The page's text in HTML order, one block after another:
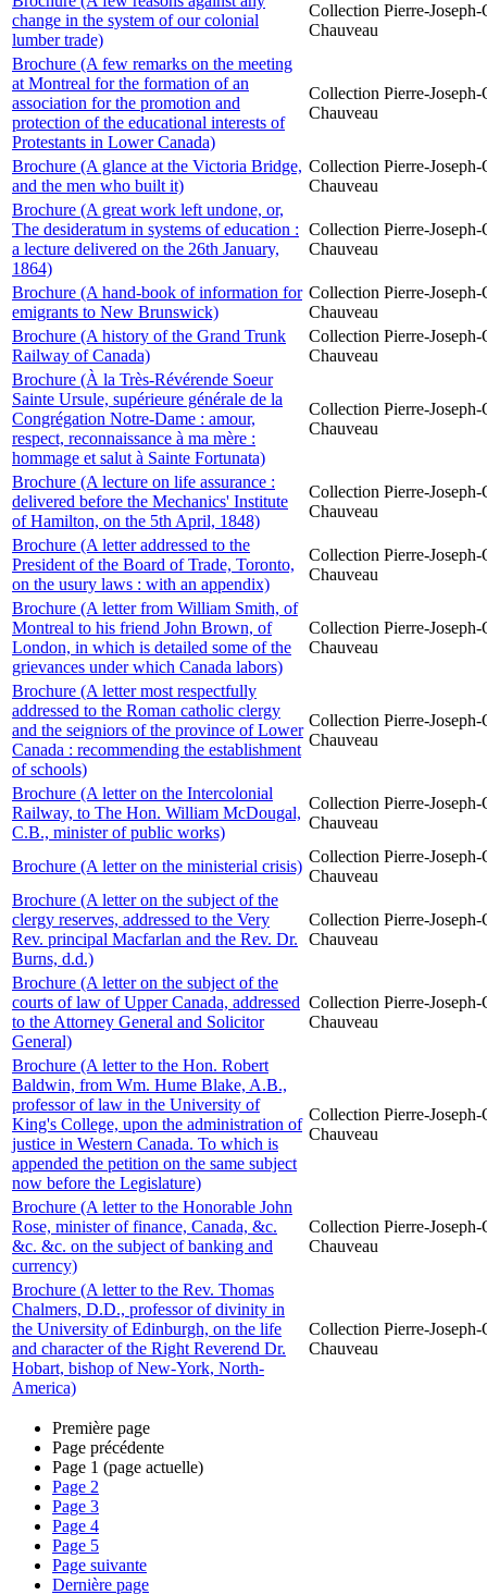
change in the system of our colonial
lumber trade)
Collection Pierre-
Chauveau
Brochure (A few remarks on the meeting
at Montreal for the formation of an
association for the promotion and
protection of the educational interests of
Protestants in Lower Canada)
Collection Pierre-
Chauveau
Brochure (A glance at the Victoria Bridge,
and the men who built it)
Collection Pierre-
Chauveau
Brochure (A great work left undone, or,
The desideratum in systems of education :
a lecture delivered on the 26th January,
1864)
Collection Pierre-
Chauveau
Brochure (A hand-book of information for
emigrants to New Brunswick)
Collection Pierre-
Chauveau
Brochure (A history of the Grand Trunk
Railway of Canada)
Collection Pierre-
Chauveau
Brochure (À la Très-Révérende Soeur
Sainte Ursule, supérieure générale de la
Congrégation Notre-Dame : amour,
respect, reconnaissance à ma mère :
hommage et salut à Sainte Fortunata)
Collection Pierre-
Chauveau
Brochure (A lecture on life assurance :
delivered before the Mechanics' Institute
of Hamilton, on the 5th April, 1848)
Collection Pierre-
Chauveau
Brochure (A letter addressed to the
President of the Board of Trade, Toronto,
on the usury laws : with an appendix)
Collection Pierre-
Chauveau
Brochure (A letter from William Smith, of
Montreal to his friend John Brown, of
London, in which is detailed some of the
grievances under which Canada labors)
Collection Pierre-
Chauveau
Brochure (A letter most respectfully
addressed to the Roman catholic clergy
and the seigniors of the province of Lower
Canada : recommending the establishment
of schools)
Collection Pierre-
Chauveau
Brochure (A letter on the Intercolonial
Railway, to The Hon. William McDougal,
C.B., minister of public works)
Collection Pierre-
Chauveau
Brochure (A letter on the ministerial crisis)
Collection Pierre-
Chauveau
Brochure (A letter on the subject of the
clergy reserves, addressed to the Very
Rev. principal Macfarlan and the Rev. Dr.
Burns, d.d.)
Collection Pierre-
Chauveau
Brochure (A letter on the subject of the
courts of law of Upper Canada, addressed
to the Attorney General and Solicitor
General)
Collection Pierre-
Chauveau
Brochure (A letter to the Hon. Robert
Baldwin, from Wm. Hume Blake, A.B.,
professor of law in the University of
King's College, upon the administration of
justice in Western Canada. To which is
appended the petition on the same subject
now before the Legislature)
Collection Pierre-
Chauveau
Brochure (A letter to the Honorable John
Rose, minister of finance, Canada, &c.
&c. &c. on the subject of banking and
currency)
Collection Pierre-
Chauveau
Brochure (A letter to the Rev. Thomas
Chalmers, D.D., professor of divinity in
the University of Edinburgh, on the life
and character of the Right Reverend Dr.
Hobart, bishop of New-York, North-
America)
Collection Pierre-
Chauveau
Première page
Page précédente
Page 1 (page actuelle)
Page 2
Page 3
Page 4
Page 5
Page suivante
Dernière page